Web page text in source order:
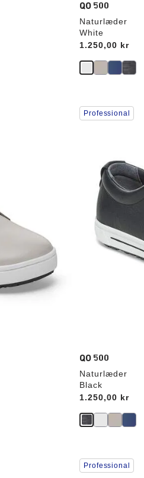
QO 500
Naturlæder
White
Price:
1.250,00 kr
QO 500
Naturlæder
Black
Price:
1.250,00 kr
Interaktion
med
produktbilledet
Professional
Interaktion
med
Professional